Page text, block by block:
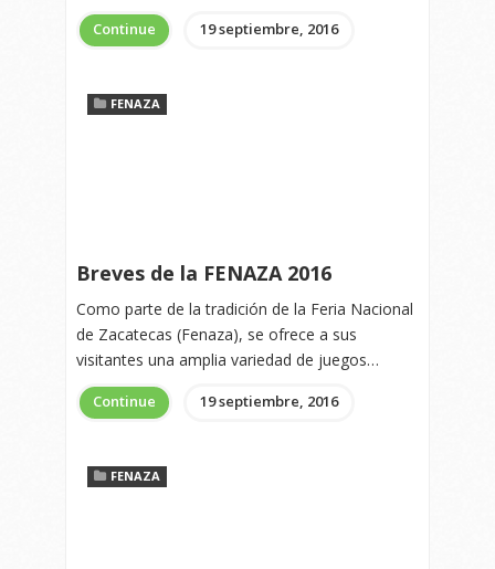
Continue 19 septiembre, 2016
FENAZA
Breves de la FENAZA 2016
Como parte de la tradición de la Feria Nacional
de Zacatecas (Fenaza), se ofrece a sus
visitantes una amplia variedad de juegos…
Continue 19 septiembre, 2016
FENAZA